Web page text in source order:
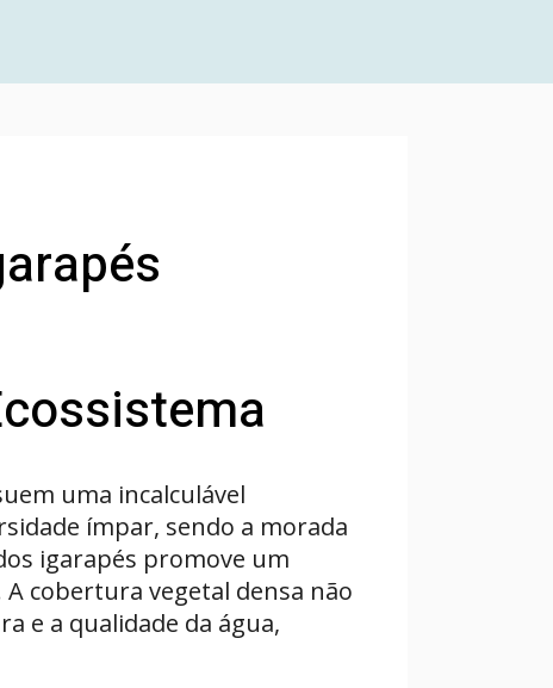
uma incalculável
ímpar, sendo a morada
igarapés promove um
cobertura vegetal densa não
e a qualidade da água,